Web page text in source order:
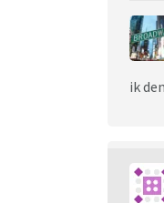
ik